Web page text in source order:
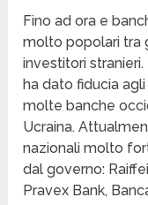
Fino ad ora e
molto popolari tra
investitori
ha dato fiducia
molte banche
Ucraina.
nazionali molto
dal governo:
Pravex Bank,